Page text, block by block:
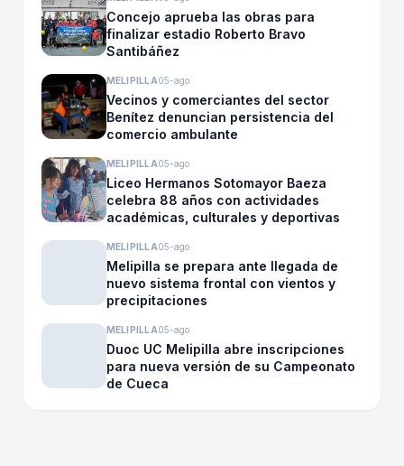
Concejo aprueba las obras para
finalizar estadio Roberto Bravo
Santibáñez
MELIPILLA05-ago
Vecinos y comerciantes del sector
Benítez denuncian persistencia del
comercio ambulante
MELIPILLA05-ago
Liceo Hermanos Sotomayor Baeza
celebra 88 años con actividades
académicas, culturales y deportivas
MELIPILLA05-ago
Melipilla se prepara ante llegada de
nuevo sistema frontal con vientos y
precipitaciones
MELIPILLA05-ago
Duoc UC Melipilla abre inscripciones
para nueva versión de su Campeonato
de Cueca